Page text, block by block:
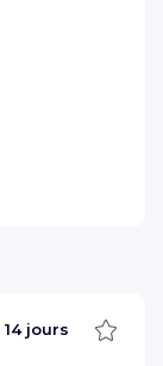
14 jours